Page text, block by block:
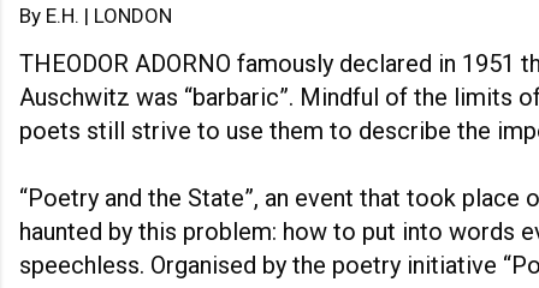
By E.H. | LONDON
THEODOR ADORNO famously declared in
Auschwitz was “barbaric”. Mindful of the limits
poets still strive to use them to describe the
“Poetry and the State”, an event that took place
haunted by this problem: how to put into words
speechless. Organised by the poetry initiative